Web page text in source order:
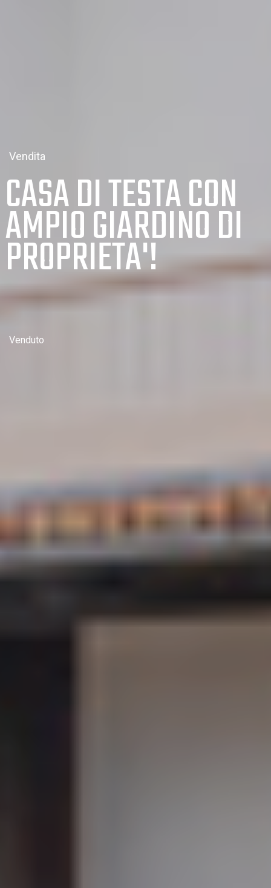
Vendita
CASA DI TESTA CON
AMPIO GIARDINO DI
PROPRIETA'!
Venduto